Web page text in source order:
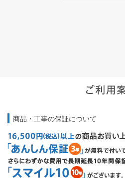
商品・工事の保証について